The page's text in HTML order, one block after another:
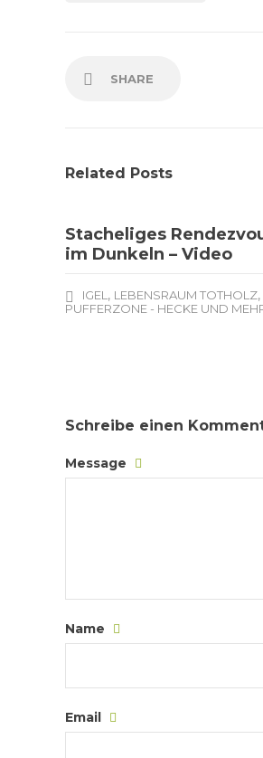
SHARE
Related Posts
Stacheliges
im Dunkeln – Video
IGEL , LEBENSRAUM TOTHOLZ,
PUFFERZONE - HECKE UND
Schreibe einen
Message
Name
Email